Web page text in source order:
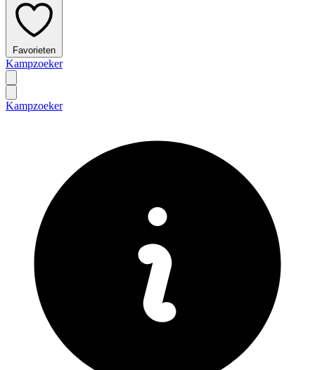
Favorieten
Kampzoeker
Kampzoeker